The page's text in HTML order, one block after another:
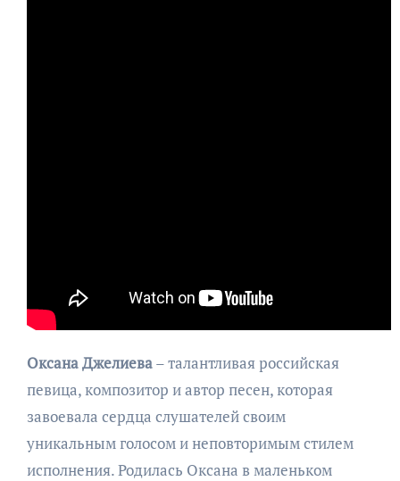
Оксана Джелиева– талантливая российская
певица, композитор и автор песен, которая
завоевала сердца слушателей своим
уникальным голосом и неповторимым стилем
исполнения. Родилась Оксана в маленьком